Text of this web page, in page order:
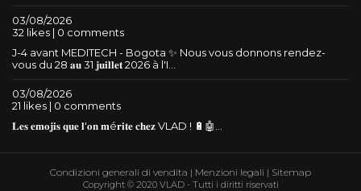
03/08/2026
32 likes | 0 comments
J-4 avant MEDITECH - Bogota ✨ Nous vous donnons rendez-
vous du 28 𝐚𝐮 31 𝐣𝐮𝐢𝐥𝐥𝐞𝐭 2026 à l'I...
03/08/2026
21 likes | 0 comments
𝐋𝐞𝐬 𝐞𝐦𝐨𝐣𝐢𝐬 𝐪𝐮𝐞 𝐥'𝐨𝐧 𝐦é𝐫𝐢𝐭𝐞 𝐜𝐡𝐞𝐳 VLAD ! 🔋🤖...
Copyright © 2020 VLAD - Tutti i diritti riservati
Condizioni generali di vendita | Menzioni legali | Sitemap